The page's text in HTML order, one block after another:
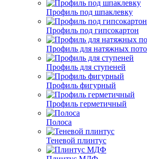
Профиль под шпаклевку
Профиль под гипсокартон
Профиль для натяжных
Профиль для ступеней
Профиль фигурный
Профиль герметичный
Полоса
Теневой плинтус